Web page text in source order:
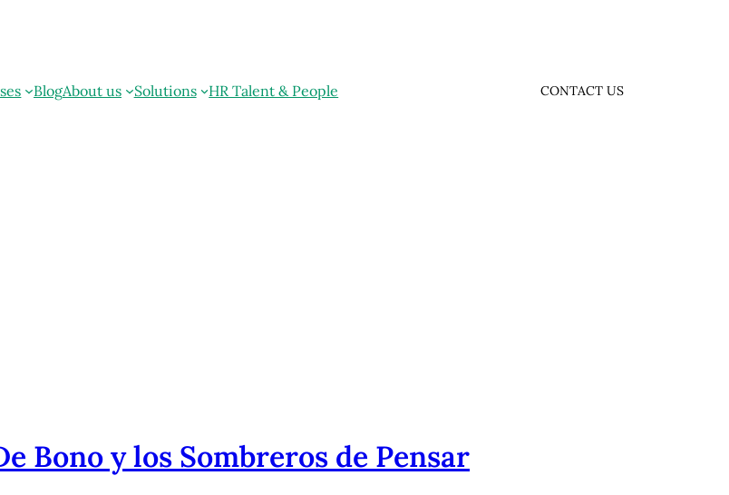
BlogAbout us Solutions HR Talent & People CONTACT US
Bono y los Sombreros de Pensar